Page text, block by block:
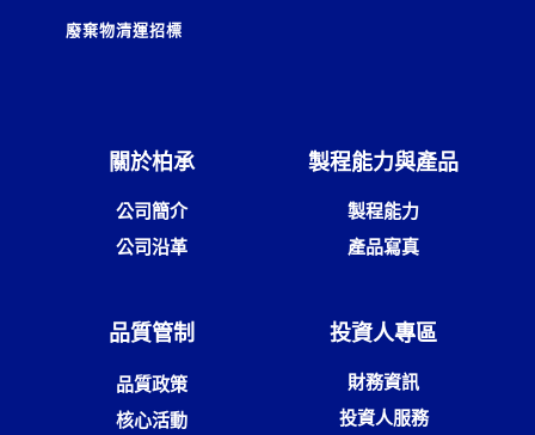
廢棄物清運招標
關於柏承
公司簡介
公司沿革
製程能力與產品
製程能力
產品寫真
品質管制
品質政策
核心活動
投資人專區
財務資訊
投資人服務